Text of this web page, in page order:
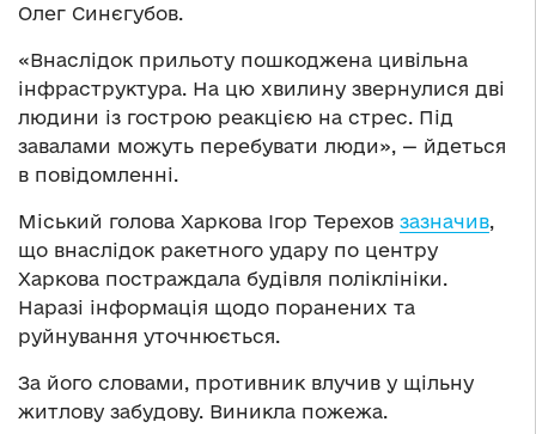
Олег Синєгубов.
«Внаслідок прильоту пошкоджена цивільна
інфраструктура. На цю хвилину звернулися дві
людини із гострою реакцією на стрес. Під
завалами можуть перебувати люди», — йдеться
в повідомленні.
Міський голова Харкова Ігор Терехов зазначив,
що внаслідок ракетного удару по центру
Харкова постраждала будівля поліклініки.
Наразі інформація щодо поранених та
руйнування уточнюється.
За його словами, противник влучив у щільну
житлову забудову. Виникла пожежа.